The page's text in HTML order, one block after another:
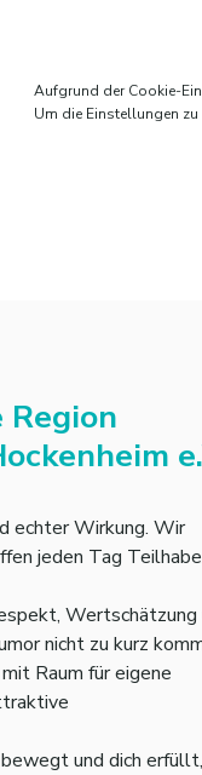
Aufgrund der Cookie-
Um die Einstellungen zu
echter Wirkung. Wir
jeden Tag
Wertschätzung
nicht zu kurz
Raum für eigene
und dich erfüllt,